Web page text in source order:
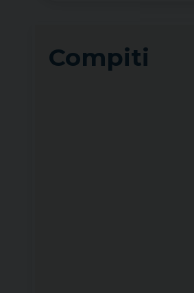
Compiti